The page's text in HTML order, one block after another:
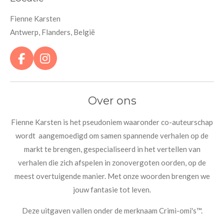
Fienne Karsten
Antwerp, Flanders, België
F
a
c
o
k
I
n
s
r
a
m
Over ons
Fienne Karsten is het pseudoniem waaronder co-auteurschap
wordt aangemoedigd om samen spannende verhalen op de
markt te brengen, gespecialiseerd in het vertellen van
verhalen die zich afspelen in zonovergoten oorden, op de
meest overtuigende manier. Met onze woorden brengen we
jouw fantasie tot leven.
Deze uitgaven vallen onder de merknaam Crimi-omi's™.